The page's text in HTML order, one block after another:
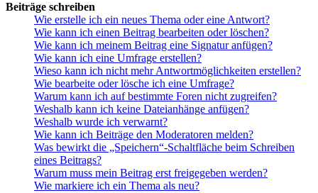
Beiträge schreiben
Wie erstelle ich ein neues Thema oder eine Antwort?
Wie kann ich einen Beitrag bearbeiten oder löschen?
Wie kann ich meinem Beitrag eine Signatur anfügen?
Wie kann ich eine Umfrage erstellen?
Wieso kann ich nicht mehr Antwortmöglichkeiten erstellen?
Wie bearbeite oder lösche ich eine Umfrage?
Warum kann ich auf bestimmte Foren nicht zugreifen?
Weshalb kann ich keine Dateianhänge anfügen?
Weshalb wurde ich verwarnt?
Wie kann ich Beiträge den Moderatoren melden?
Was bewirkt die „Speichern“-Schaltfläche beim Schreiben
eines Beitrags?
Warum muss mein Beitrag erst freigegeben werden?
Wie markiere ich ein Thema als neu?